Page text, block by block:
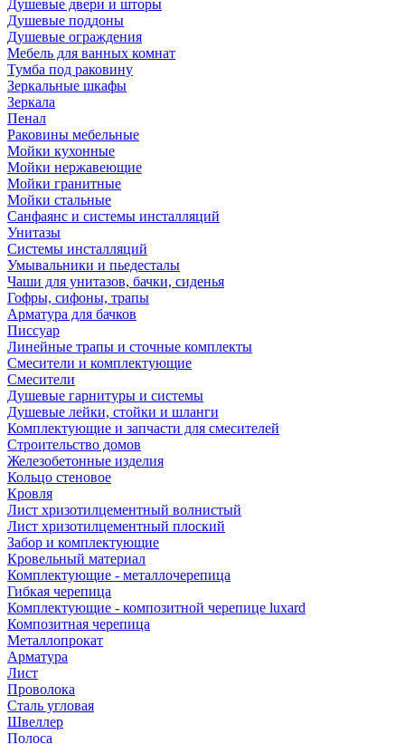
Душевые двери и шторы
Душевые поддоны
Душевые ограждения
Мебель для ванных комнат
Тумба под раковину
Зеркальные шкафы
Зеркала
Пенал
Раковины мебельные
Мойки кухонные
Мойки нержавеющие
Мойки гранитные
Мойки стальные
Санфаянс и системы инсталляций
Унитазы
Системы инсталляций
Умывальники и пьедесталы
Чаши для унитазов, бачки, сиденья
Гофры, сифоны, трапы
Арматура для бачков
Писсуар
Линейные трапы и сточные комплекты
Смесители и комплектующие
Смесители
Душевые гарнитуры и системы
Душевые лейки, стойки и шланги
Комплектующие и запчасти для смесителей
Строительство домов
Железобетонные изделия
Кольцо стеновое
Кровля
Лист хризотилцементный волнистый
Лист хризотилцементный плоский
Забор и комплектующие
Кровельный материал
Комплектующие - металлочерепица
Гибкая черепица
Комплектующие - композитной черепице luxard
Композитная черепица
Металлопрокат
Арматура
Лист
Проволока
Сталь угловая
Швеллер
Полоса